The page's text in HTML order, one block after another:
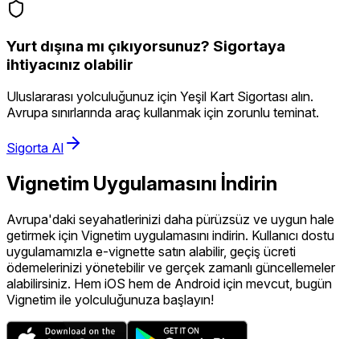
Yurt dışına mı çıkıyorsunuz? Sigortaya
ihtiyacınız olabilir
Uluslararası yolculuğunuz için Yeşil Kart Sigortası alın.
Avrupa sınırlarında araç kullanmak için zorunlu teminat.
Sigorta Al
Vignetim Uygulamasını İndirin
Avrupa'daki seyahatlerinizi daha pürüzsüz ve uygun hale
getirmek için Vignetim uygulamasını indirin. Kullanıcı dostu
uygulamamızla e-vignette satın alabilir, geçiş ücreti
ödemelerinizi yönetebilir ve gerçek zamanlı güncellemeler
alabilirsiniz. Hem iOS hem de Android için mevcut, bugün
Vignetim ile yolculuğunuza başlayın!